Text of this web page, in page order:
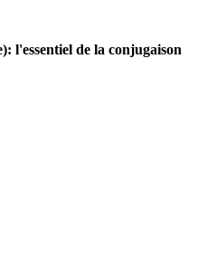
l'essentiel de la conjugaison